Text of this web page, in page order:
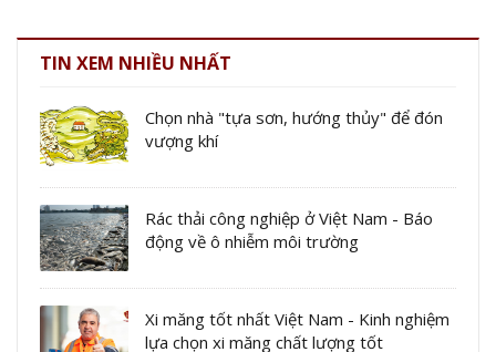
TIN XEM NHIỀU NHẤT
Chọn nhà "tựa sơn, hướng thủy" để đón
vượng khí
Rác thải công nghiệp ở Việt Nam - Báo
động về ô nhiễm môi trường
Xi măng tốt nhất Việt Nam - Kinh nghiệm
lựa chọn xi măng chất lượng tốt